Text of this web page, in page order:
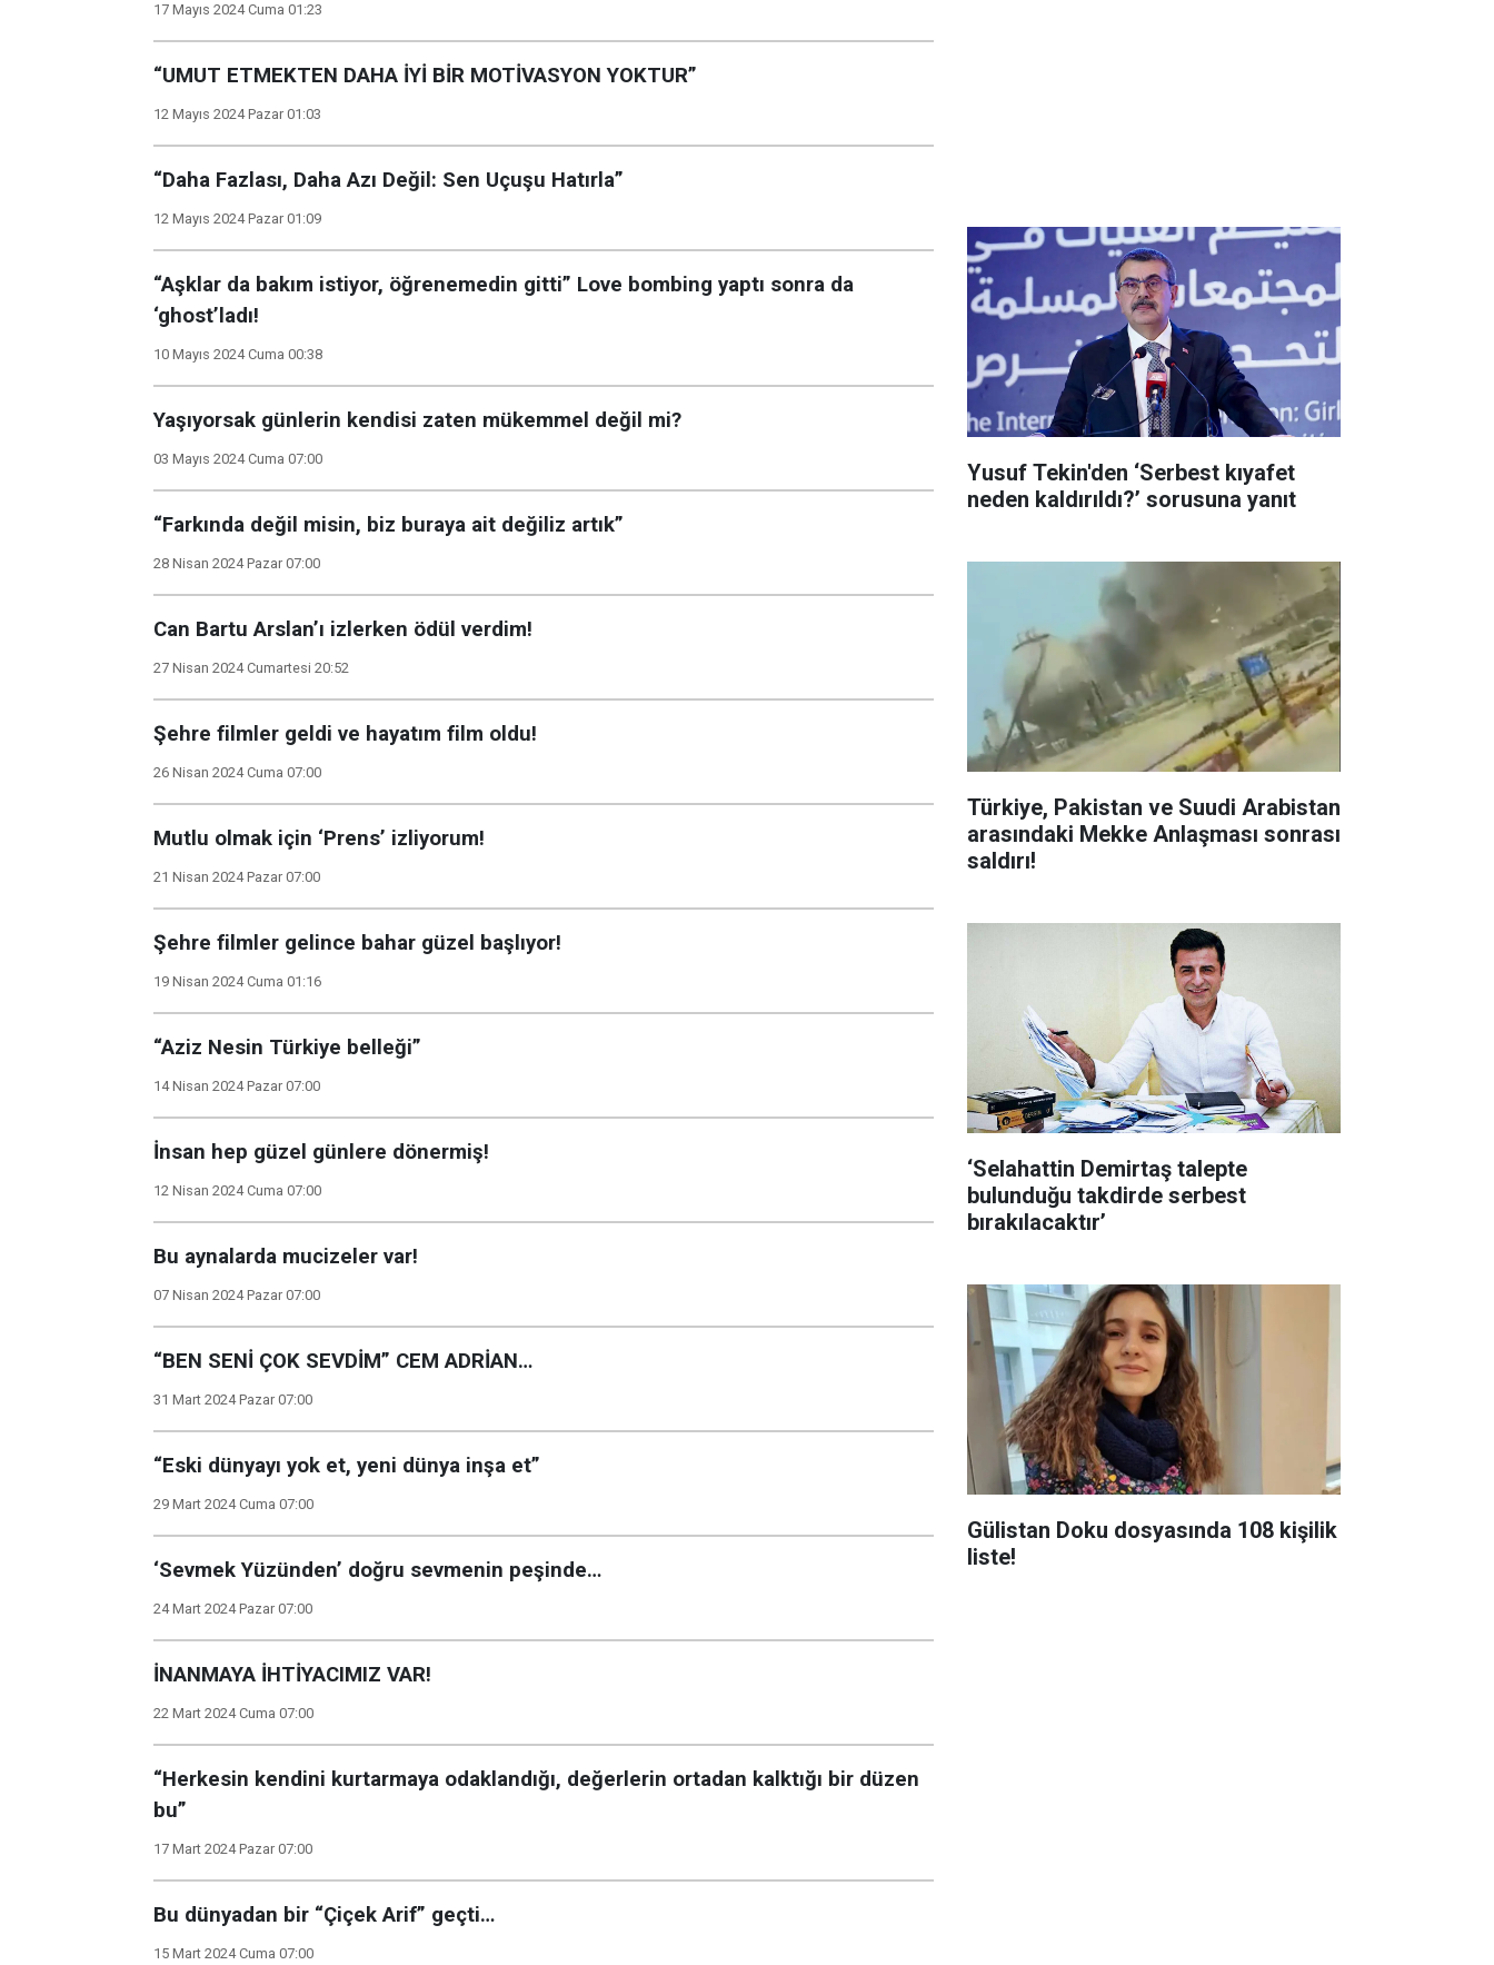
17 Mayıs 2024 Cuma 01:23
“UMUT ETMEKTEN DAHA İYİ BİR MOTİVASYON YOKTUR”
12 Mayıs 2024 Pazar 01:03
“Daha Fazlası, Daha Azı Değil: Sen Uçuşu Hatırla”
12 Mayıs 2024 Pazar 01:09
“Aşklar da bakım istiyor, öğrenemedin gitti” Love bombing yaptı sonra da
‘ghost’ladı!
10 Mayıs 2024 Cuma 00:38
Yaşıyorsak günlerin kendisi zaten mükemmel değil mi?
03 Mayıs 2024 Cuma 07:00
“Farkında değil misin, biz buraya ait değiliz artık”
28 Nisan 2024 Pazar 07:00
Can Bartu Arslan’ı izlerken ödül verdim!
27 Nisan 2024 Cumartesi 20:52
Şehre filmler geldi ve hayatım film oldu!
26 Nisan 2024 Cuma 07:00
Mutlu olmak için ‘Prens’ izliyorum!
21 Nisan 2024 Pazar 07:00
Şehre filmler gelince bahar güzel başlıyor!
19 Nisan 2024 Cuma 01:16
“Aziz Nesin Türkiye belleği”
14 Nisan 2024 Pazar 07:00
İnsan hep güzel günlere dönermiş!
12 Nisan 2024 Cuma 07:00
Bu aynalarda mucizeler var!
07 Nisan 2024 Pazar 07:00
“BEN SENİ ÇOK SEVDİM” CEM ADRİAN…
31 Mart 2024 Pazar 07:00
“Eski dünyayı yok et, yeni dünya inşa et”
29 Mart 2024 Cuma 07:00
‘Sevmek Yüzünden’ doğru sevmenin peşinde…
24 Mart 2024 Pazar 07:00
İNANMAYA İHTİYACIMIZ VAR!
22 Mart 2024 Cuma 07:00
“Herkesin kendini kurtarmaya odaklandığı, değerlerin ortadan kalktığı bir düzen
bu”
17 Mart 2024 Pazar 07:00
Bu dünyadan bir “Çiçek Arif” geçti…
15 Mart 2024 Cuma 07:00
Yusuf Tekin'den ‘Serbest kıyafet
neden kaldırıldı?’ sorusuna yanıt
Türkiye, Pakistan ve Suudi Arabistan
arasındaki Mekke Anlaşması sonrası
saldırı!
‘Selahattin Demirtaş talepte
bulunduğu takdirde serbest
bırakılacaktır’
Gülistan Doku dosyasında 108 kişilik
liste!